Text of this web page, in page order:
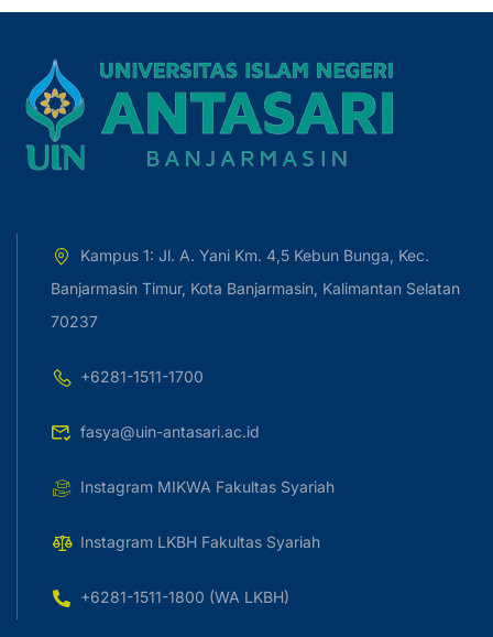
Kampus 1: Jl. A. Yani Km. 4,5 Kebun Bunga, Kec.
Banjarmasin Timur, Kota Banjarmasin, Kalimantan Selatan
70237
+6281-1511-1700
fasya@uin-antasari.ac.id
Instagram MIKWA Fakultas Syariah
Instagram LKBH Fakultas Syariah
+6281-1511-1800 (WA LKBH)